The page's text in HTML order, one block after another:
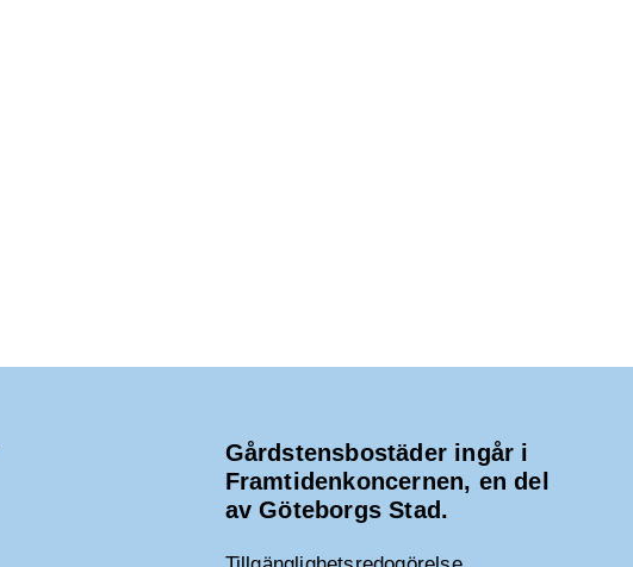
Gårdstensbostäder ingår i
Framtidenkoncernen, en del
av Göteborgs Stad.